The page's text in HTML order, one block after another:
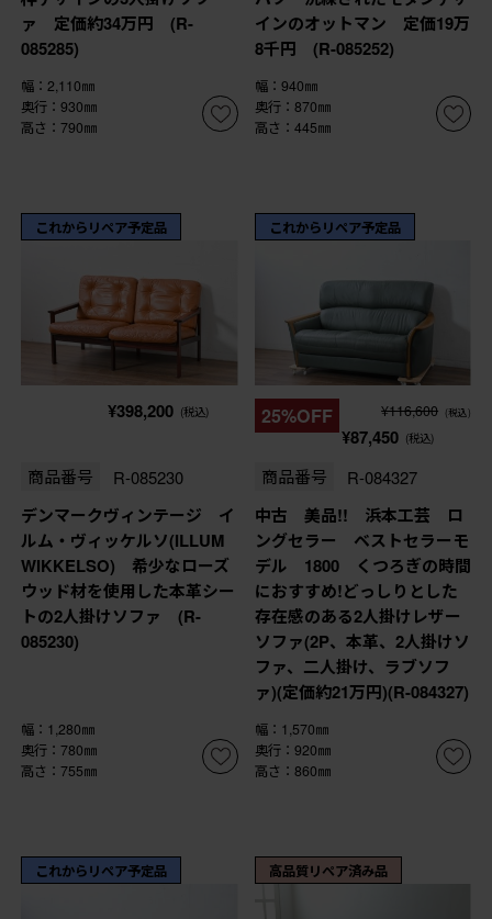
ァ 定価約34万円 (R-
085285)
幅：2,110㎜
奥行：930㎜
高さ：790㎜
インのオットマン 定価19万
8千円 (R-085252)
幅：940㎜
奥行：870㎜
高さ：445㎜
これからリペア予定品
¥398,200 (税込)
商品番号 R-085230
デンマークヴィンテージ イ
ルム・ヴィッケルソ(ILLUM
WIKKELSO) 希少なローズ
ウッド材を使用した本革シー
トの2人掛けソファ (R-
085230)
幅：1,280㎜
奥行：780㎜
高さ：755㎜
これからリペア予定品
25%OFF ¥116,600 (税込)
¥87,450 (税込)
商品番号 R-084327
中古 美品!! 浜本工芸 ロ
ングセラー ベストセラーモ
デル 1800 くつろぎの時間
におすすめ!どっしりとした
存在感のある2人掛けレザー
ソファ(2P、本革、2人掛けソ
ファ、二人掛け、ラブソフ
ァ)(定価約21万円)(R-084327)
幅：1,570㎜
奥行：920㎜
高さ：860㎜
これからリペア予定品 高品質リペア済み品